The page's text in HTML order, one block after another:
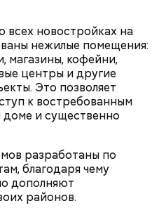
всех новостройках на
нежилые помещения:
магазины, кофейни,
центры и другие
Это позволяет
к востребованным
и существенно
разработаны по
благодаря чему
дополняют
районов.